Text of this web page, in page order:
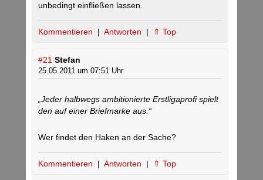
unbedingt einfließen lassen.
Kommentieren | Antworten | ⇑ Top
#21 Stefan
25.05.2011 um 07:51 Uhr
„Jeder halbwegs ambitionierte Erstligaprofi spielt
den auf einer Briefmarke aus.“
Wer findet den Haken an der Sache?
Kommentieren | Antworten | ⇑ Top